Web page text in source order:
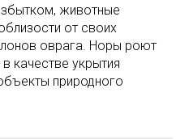
животные
от своих
оврага. Норы роют
качестве укрытия
природного